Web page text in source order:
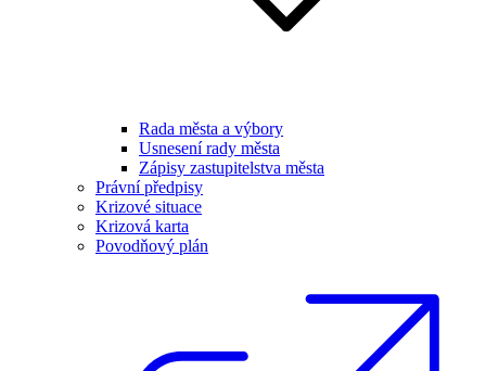
Rada města a výbory
Usnesení rady města
Zápisy zastupitelstva města
Právní předpisy
Krizové situace
Krizová karta
Povodňový plán